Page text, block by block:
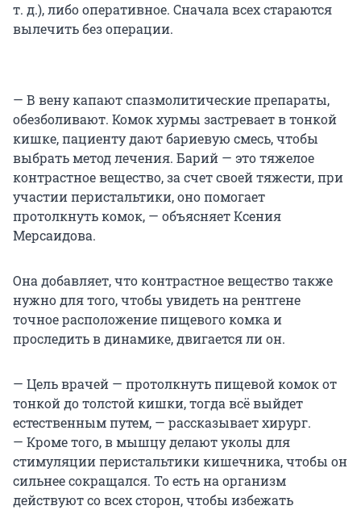
т. д.), либо оперативное. Сначала всех стараются
вылечить без операции.
— В вену капают спазмолитические препараты,
обезболивают. Комок хурмы застревает в тонкой
кишке, пациенту дают бариевую смесь, чтобы
выбрать метод лечения. Барий — это тяжелое
контрастное вещество, за счет своей тяжести, при
участии перистальтики, оно помогает
протолкнуть комок, — объясняет Ксения
Мерсаидова.
Она добавляет, что контрастное вещество также
нужно для того, чтобы увидеть на рентгене
точное расположение пищевого комка и
проследить в динамике, двигается ли он.
— Цель врачей — протолкнуть пищевой комок от
тонкой до толстой кишки, тогда всё выйдет
естественным путем, — рассказывает хирург.
— Кроме того, в мышцу делают уколы для
стимуляции перистальтики кишечника, чтобы он
сильнее сокращался. То есть на организм
действуют со всех сторон, чтобы избежать